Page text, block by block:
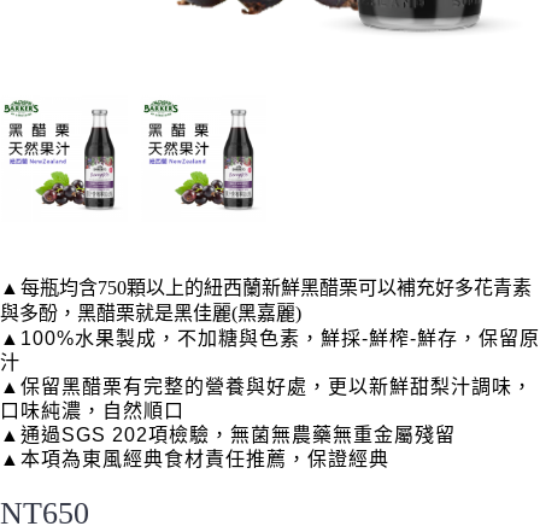
▲ 每瓶均含750顆以上的紐西蘭新鮮黑醋栗可以補充好多花青素
與多酚，黑醋栗就是黑佳麗(黑嘉麗)
▲100%水果製成，不加糖與色素，鮮採-鮮榨-鮮存，保留原
汁
▲保留黑醋栗有完整的營養與好處，更以新鮮甜梨汁調味，
口味純濃， 自然順口
▲通過SGS 202項檢驗，無菌無農藥無重金屬殘留
▲本項為東風經典食材責任推薦，保證經典
NT650